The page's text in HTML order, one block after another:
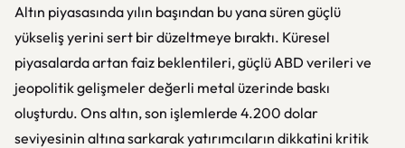
Altın piyasasında yılın başından bu yana süren güçlü
yükseliş yerini sert bir düzeltmeye bıraktı. Küresel
piyasalarda artan faiz beklentileri, güçlü ABD verileri ve
jeopolitik gelişmeler değerli metal üzerinde baskı
oluşturdu. Ons altın, son işlemlerde 4.200 dolar
seviyesinin altına sarkarak yatırımcıların dikkatini kritik